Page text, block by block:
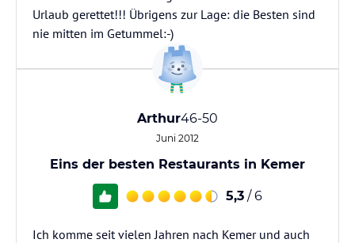
Urlaub gerettet!!! Übrigens zur Lage: die Besten sind
nie mitten im Getummel:-)
Arthur46-50
Juni 2012
Eins der besten Restaurants in Kemer
5,3 / 6
Ich komme seit vielen Jahren nach Kemer und auch